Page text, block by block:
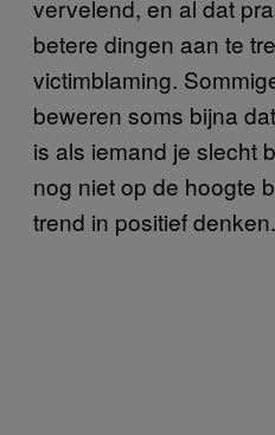
vervelend, en al dat
betere dingen aan te
victimblaming.
beweren soms bijna
is als iemand je slecht
nog niet op de hoogte
trend in positief denken.